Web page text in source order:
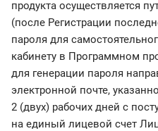
продукта осуществляется
(после Регистрации
пароля для
кабинету в Программном
для генерации пароля
электронной почте,
2 (двух) рабочих дней с
на единый лицевой счет